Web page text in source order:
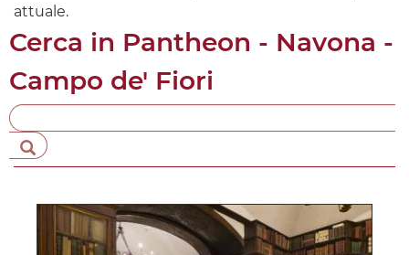
attuale.
Cerca in Pantheon - Navona -
Campo de' Fiori